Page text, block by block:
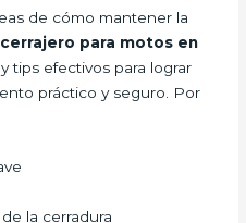
de cómo mantener la
cerrajero para motos en
tips efectivos para lograr
práctico y seguro. Por
la cerradura